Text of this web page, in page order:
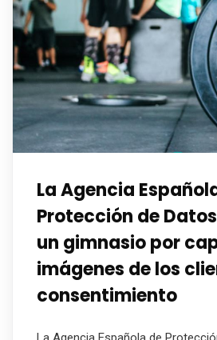
La Agencia
Protección de
un gimnasio por
imágenes de los
consentimiento